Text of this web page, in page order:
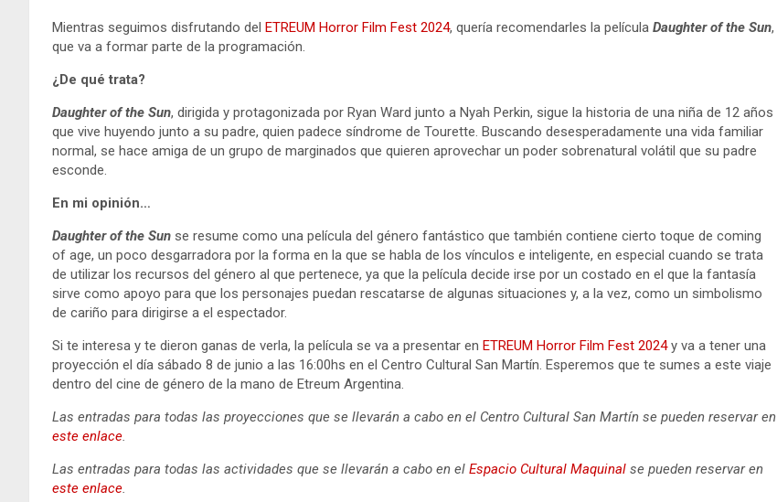
Mientras seguimos disfrutando del ETREUM Horror Film Fest 2024, quería recomendarles la película Daughter of the Sun,
que va a formar parte de la programación.
¿De qué trata?
Daughter of the Sun, dirigida y protagonizada por Ryan Ward junto a Nyah Perkin, sigue la historia de una niña de 12 años
que vive huyendo junto a su padre, quien padece síndrome de Tourette. Buscando desesperadamente una vida familiar
normal, se hace amiga de un grupo de marginados que quieren aprovechar un poder sobrenatural volátil que su padre
esconde.
En mi opinión…
Daughter of the Sun se resume como una película del género fantástico que también contiene cierto toque de coming
of age, un poco desgarradora por la forma en la que se habla de los vínculos e inteligente, en especial cuando se trata
de utilizar los recursos del género al que pertenece, ya que la película decide irse por un costado en el que la fantasía
sirve como apoyo para que los personajes puedan rescatarse de algunas situaciones y, a la vez, como un simbolismo
de cariño para dirigirse a el espectador.
Si te interesa y te dieron ganas de verla, la película se va a presentar en ETREUM Horror Film Fest 2024y va a tener una
proyección el día sábado 8 de junio a las 16:00hs en el Centro Cultural San Martín. Esperemos que te sumes a este viaje
dentro del cine de género de la mano de Etreum Argentina.
Las entradas para todas las proyecciones que se llevarán a cabo en el Centro Cultural San Martín se pueden reservar en
este enlace.
Las entradas para todas las actividades que se llevarán a cabo en el Espacio Cultural Maquinal se pueden reservar en
este enlace.